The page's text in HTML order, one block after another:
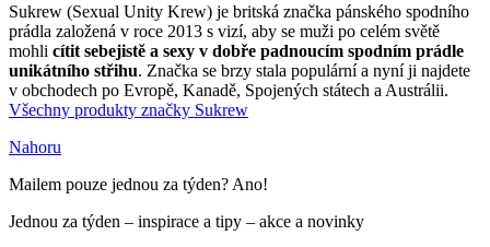
Sukrew (Sexual Unity Krew) je britská značka pánského spodního
prádla založená v roce 2013 s vizí, aby se muži po celém světě
mohli cítit sebejistě a sexy v dobře padnoucím spodním prádle
unikátního střihu. Značka se brzy stala populární a nyní ji najdete
v obchodech po Evropě, Kanadě, Spojených státech a Austrálii.
Všechny produkty značky Sukrew
Nahoru
Mailem pouze jednou za týden? Ano!
Jednou za týden – inspirace a tipy – akce a novinky